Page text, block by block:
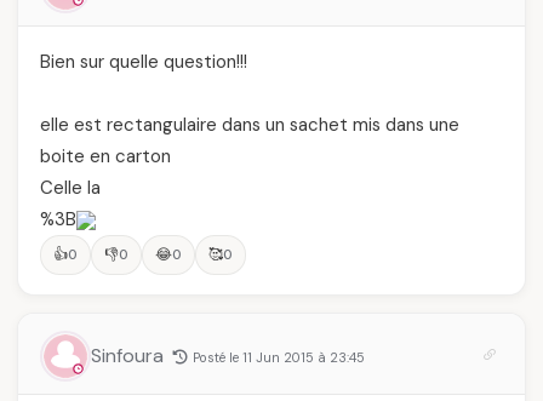
Bien sur quelle question!!!
elle est rectangulaire dans un sachet mis dans une
boite en carton
Celle la
%3B
👍0 👎0 😂0 🥰0
Sinfoura Posté le 11 Jun 2015 à 23:45